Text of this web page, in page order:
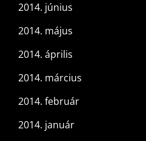
2014. június
2014. május
2014. április
2014. március
2014. február
2014. január